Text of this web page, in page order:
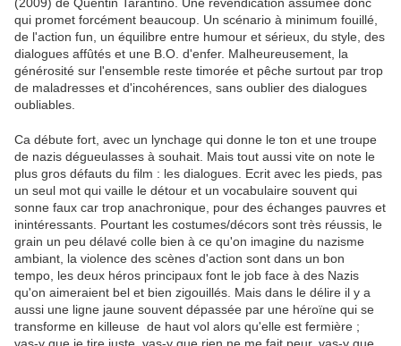
qui promet forcément beaucoup. Un scénario à minimum fouillé,
de l'action fun, un équilibre entre humour et sérieux, du style, des
dialogues affûtés et une B.O. d'enfer. Malheureusement, la
générosité sur l'ensemble reste timorée et pêche surtout par trop
de maladresses et d'incohérences, sans oublier des dialogues
oubliables.
Ca débute fort, avec un lynchage qui donne le ton et une troupe
de nazis dégueulasses à souhait. Mais tout aussi vite on note le
plus gros défauts du film : les dialogues. Ecrit avec les pieds, pas
un seul mot qui vaille le détour et un vocabulaire souvent qui
sonne faux car trop anachronique, pour des échanges pauvres et
inintéressants. Pourtant les costumes/décors sont très réussis, le
grain un peu délavé colle bien à ce qu'on imagine du nazisme
ambiant, la violence des scènes d'action sont dans un bon
tempo, les deux héros principaux font le job face à des Nazis
qu'on aimeraient bel et bien zigouillés. Mais dans le délire il y a
aussi une ligne jaune souvent dépassée par une héroïne qui se
transforme en killeuse de haut vol alors qu'elle est fermière ;